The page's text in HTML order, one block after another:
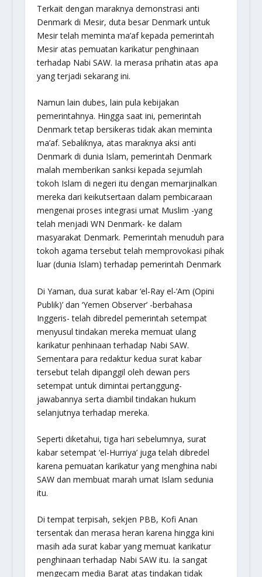
Terkait dengan maraknya demonstrasi anti
Denmark di Mesir, duta besar Denmark untuk
Mesir telah meminta ma’af kepada pemerintah
Mesir atas pemuatan karikatur penghinaan
terhadap Nabi SAW. Ia merasa prihatin atas apa
yang terjadi sekarang ini.
Namun lain dubes, lain pula kebijakan
pemerintahnya. Hingga saat ini, pemerintah
Denmark tetap bersikeras tidak akan meminta
ma’af. Sebaliknya, atas maraknya aksi anti
Denmark di dunia Islam, pemerintah Denmark
malah memberikan sanksi kepada sejumlah
tokoh Islam di negeri itu dengan memarjinalkan
mereka dari keikutsertaan dalam pembicaraan
mengenai proses integrasi umat Muslim -yang
telah menjadi WN Denmark- ke dalam
masyarakat Denmark. Pemerintah menuduh para
tokoh agama tersebut telah memprovokasi pihak
luar (dunia Islam) terhadap pemerintah Denmark
Di Yaman, dua surat kabar ‘el-Ray el-‘Am (Opini
Publik)’ dan ‘Yemen Observer’ -berbahasa
Inggeris- telah dibredel pemerintah setempat
menyusul tindakan mereka memuat ulang
karikatur penhinaan terhadap Nabi SAW.
Sementara para redaktur kedua surat kabar
tersebut telah dipanggil oleh dewan pers
setempat untuk dimintai pertanggung-
jawabannya serta diambil tindakan hukum
selanjutnya terhadap mereka.
Seperti diketahui, tiga hari sebelumnya, surat
kabar setempat ‘el-Hurriya’ juga telah dibredel
karena pemuatan karikatur yang menghina nabi
SAW dan membuat marah umat Islam sedunia
itu.
Di tempat terpisah, sekjen PBB, Kofi Anan
tersentak dan merasa heran karena hingga kini
masih ada surat kabar yang memuat karikatur
penghinaan terhadap Nabi SAW itu. Ia sangat
mengecam media Barat atas tindakan tidak